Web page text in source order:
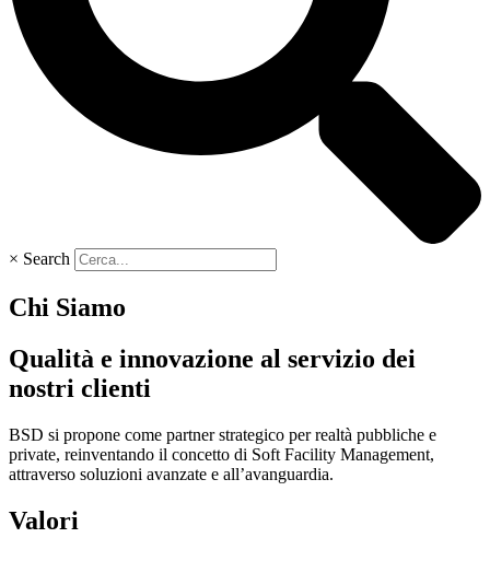
× Search
Chi Siamo
Qualità e innovazione al servizio dei
nostri clienti
BSD si propone come partner strategico per realtà pubbliche e
private, reinventando il concetto di Soft Facility Management,
attraverso soluzioni avanzate e all’avanguardia.
Valori